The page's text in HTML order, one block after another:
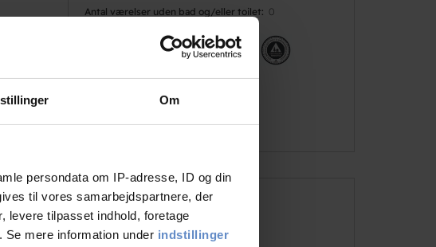
Om
persondata om IP-adresse, ID og din
til vores samarbejdspartnere, der
levere tilpasset indhold, foretage
Se mere information under indstillinger
Antal værelser uden bad og/eller toilet
0
Faciliteter